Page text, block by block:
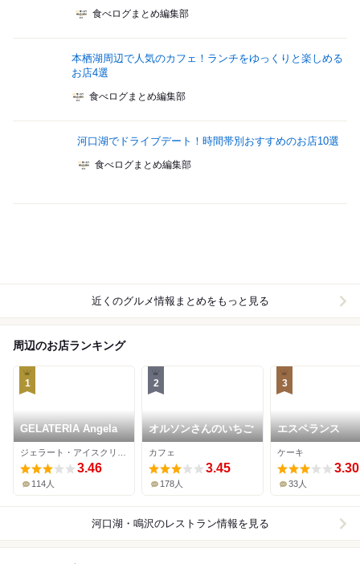
食べログまとめ編集部
本栖湖周辺で人気のカフェ！ランチをゆっくりと楽しめる
お店4選
食べログまとめ編集部
河口湖でドライブデート！時間帯別おすすめのお店10選
食べログまとめ編集部
近くのグルメ情報まとめをもっと見る
周辺のお店ランキング
1
GELATERIA Angela
3.46
114人
2
オルソンさんのいちご
カフェ
3.45
178人
3
エスペランス
ケーキ
3.30
33人
河口湖・鳴沢のレストラン情報を見る